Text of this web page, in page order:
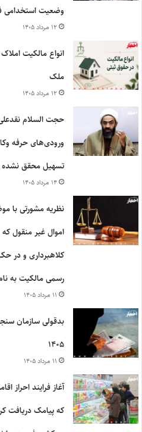
وضعیت استخدامی
۱۲ مرداد ۱۴۰۵
ملک
۱۲ مرداد ۱۴۰۵
حجت السلام
ورودی‌های حرفه
تسهیل محقق
۱۴ مرداد ۱۴۰۵
نظریه مشورتی با
اموال غیر منقول که
کلاهبرداری و در
رسمی مالکیت به
۱۱ مرداد ۱۴۰۵
بدقولی سازمان
۱۴۰۵
۱۱ مرداد ۱۴۰۵
آغاز فرایند احراز
که پیامک دریافت